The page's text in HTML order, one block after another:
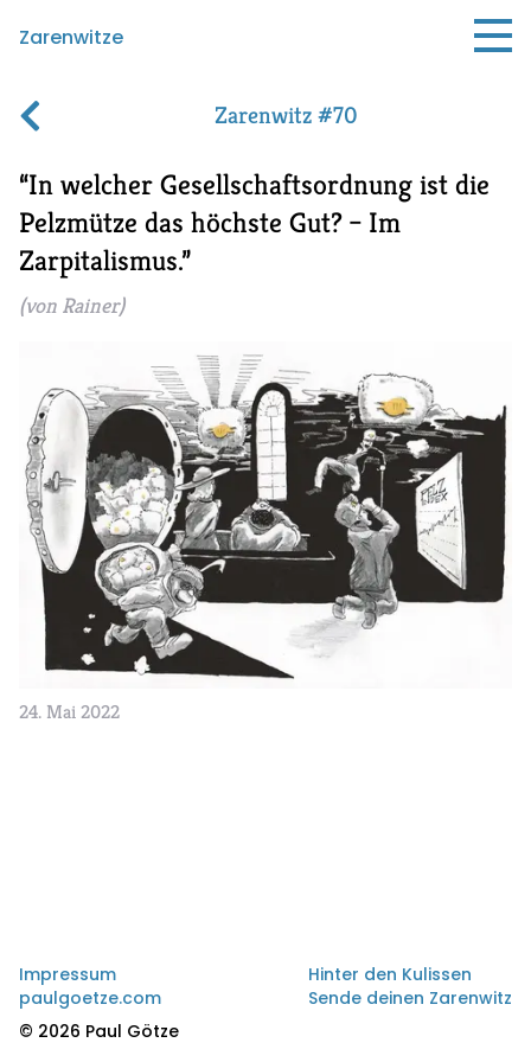
Zarenwitze
Zarenwitz #70
In welcher Gesellschaftsordnung ist die
Pelzmütze das höchste Gut? – Im
Zarpitalismus.
(von Rainer)
24. Mai 2022
Impressum
paulgoetze.com
Hinter den Kulissen
Sende deinen Zarenwitz
© 2026 Paul Götze